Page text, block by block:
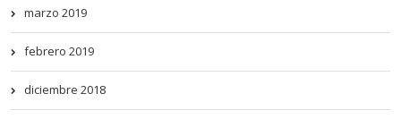
marzo 2019
febrero 2019
diciembre 2018